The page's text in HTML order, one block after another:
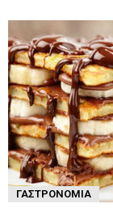
ΓΑΣΤΡΟΝΟΜΊΑ